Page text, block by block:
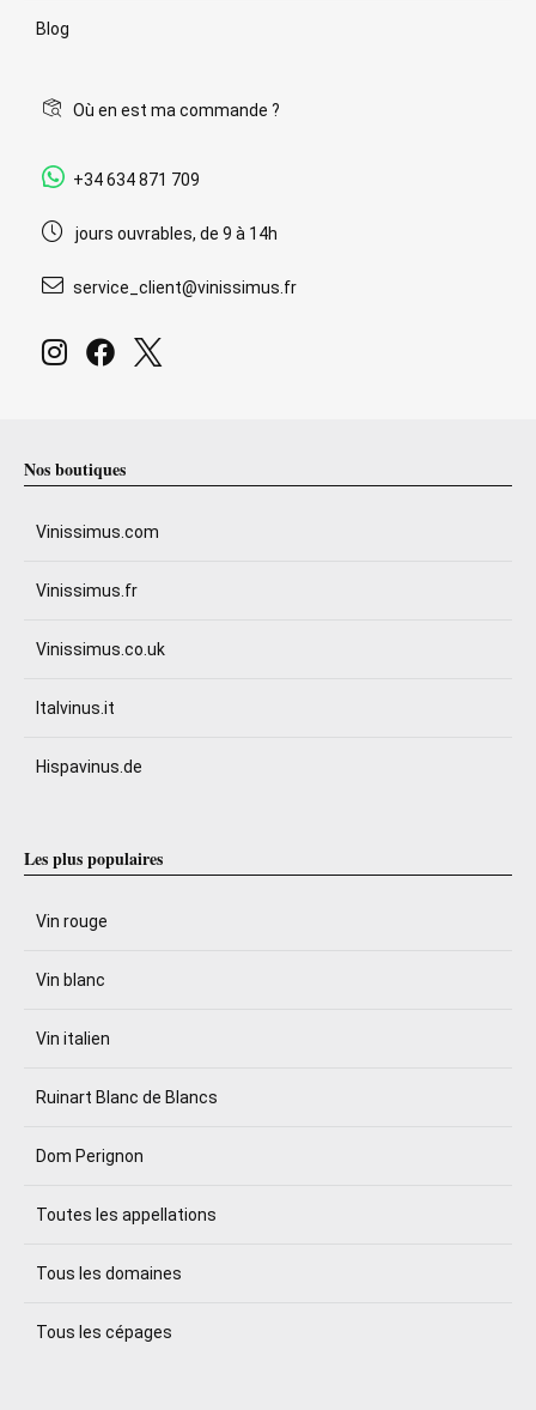
Blog
Où en est ma commande ?
+34 634 871 709
jours ouvrables, de 9 à 14h
service_client@vinissimus.fr
Nos boutiques
Vinissimus.com
Vinissimus.fr
Vinissimus.co.uk
Italvinus.it
Hispavinus.de
Les plus populaires
Vin rouge
Vin blanc
Vin italien
Ruinart Blanc de Blancs
Dom Perignon
Toutes les appellations
Tous les domaines
Tous les cépages